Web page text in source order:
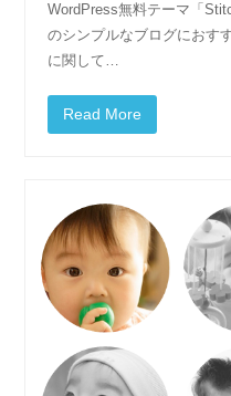
WordPress無料テーマ「
のシンプルなブログにおす
に関して…
Read More